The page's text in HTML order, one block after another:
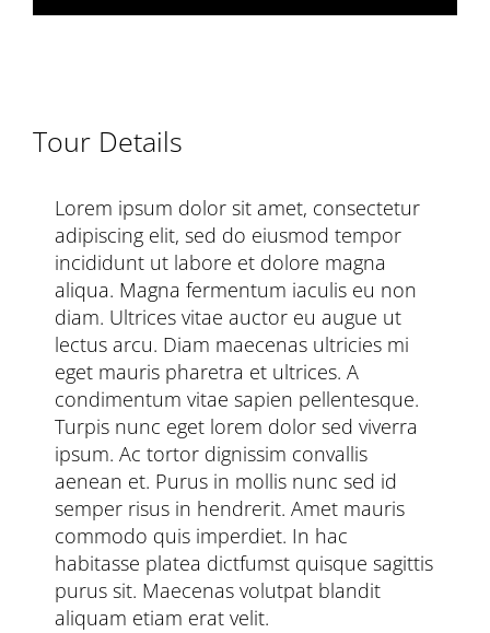
Tour Details
Lorem ipsum dolor sit amet, consectetur
adipiscing elit, sed do eiusmod tempor
incididunt ut labore et dolore magna
aliqua. Magna fermentum iaculis eu non
diam. Ultrices vitae auctor eu augue ut
lectus arcu. Diam maecenas ultricies mi
eget mauris pharetra et ultrices. A
condimentum vitae sapien pellentesque.
Turpis nunc eget lorem dolor sed viverra
ipsum. Ac tortor dignissim convallis
aenean et. Purus in mollis nunc sed id
semper risus in hendrerit. Amet mauris
commodo quis imperdiet. In hac
habitasse platea dictfumst quisque sagittis
purus sit. Maecenas volutpat blandit
aliquam etiam erat velit.